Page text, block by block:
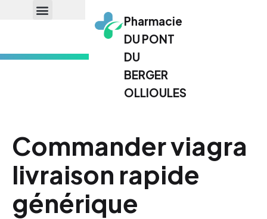
Pharmacie
DU PONT
DU
BERGER
OLLIOULES
Commander viagra
livraison rapide
générique